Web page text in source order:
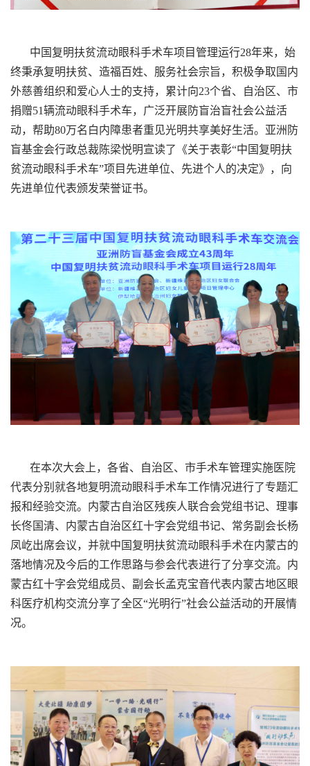
中国复明扶贫流动眼科手术车项目管理运行28年来，始
终秉承复明扶贫、造福百姓、服务社会宗旨，积极争取国内
外慈善组织和爱心人士的支持，累计向23个省、自治区、市
捐赠51辆流动眼科手术车，广泛开展防盲治盲社会公益活
动，帮助80万名白内障患者重见光明共享美好生活。亚洲防
盲基金会行政总裁陈梁悦明宣读了《关于表彰“中国复明扶
贫流动眼科手术车”项目先进单位、先进个人的决定》，向
先进单位代表颁发荣誉证书。
在本次大会上，各省、自治区、市手术车管理实施医院
代表分别就各地复明流动眼科手术车工作情况进行了专题汇
报和经验交流。内蒙古自治区残疾人联合会党组书记、理事
长佟国清、内蒙古自治区红十字会党组书记、常务副会长杨
凤屹出席会议，并就中国复明扶贫流动眼科手术在内蒙古的
落地情况及今后的工作思路与参会代表进行了分享交流。内
蒙古红十字会党组成员、副会长孟克宝音代表内蒙古地区眼
科医疗机构交流分享了全区“光明行”社会公益活动的开展情
况。